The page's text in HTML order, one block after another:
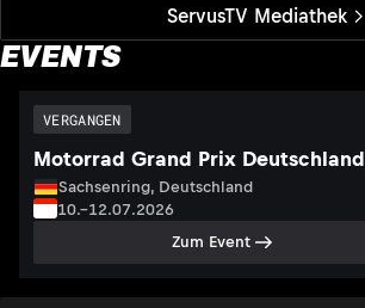
ServusTV Mediathek
EVENTS
VERGANGEN
Motorrad Grand Prix Deutschland
Sachsenring, Deutschland
10.–12.07.2026
Zum Event